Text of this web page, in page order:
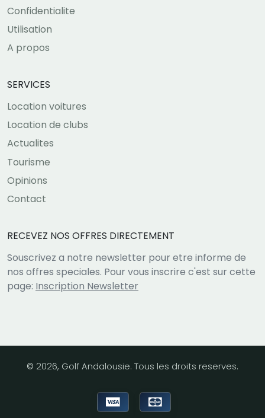
Confidentialite
Utilisation
A propos
SERVICES
Location voitures
Location de clubs
Actualites
Tourisme
Opinions
Contact
RECEVEZ NOS OFFRES DIRECTEMENT
Souscrivez a notre newsletter pour etre informe de
nos offres speciales. Pour vous inscrire c'est sur cette
page: Inscription Newsletter
© 2026, Golf Andalousie. Tous les droits reserves.